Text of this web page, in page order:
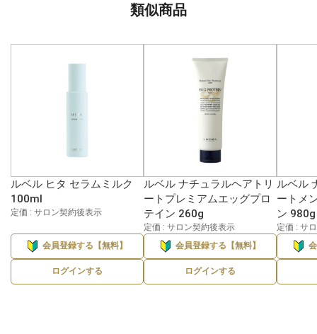
類似商品
ルベル ヒタ セラムミルク
100ml
定価 : サロン契約後表示
会員登録する【無料】
ログインする
ルベル ナチュラルヘアトリ
ートプレミアムエッグプロ
テイン 260g
定価 : サロン契約後表示
会員登録する【無料】
ログインする
ルベル
ートメ
ン 980g
定価 : サ